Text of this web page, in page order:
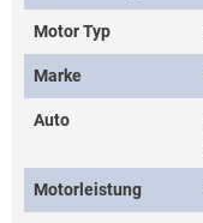
Motor Typ
Marke
Auto
Motorleistung